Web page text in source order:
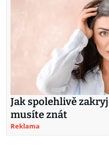
Jak spolehlivě
musíte znát
Reklama